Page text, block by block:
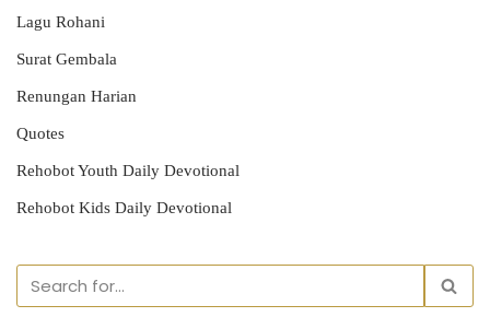
Lagu Rohani
Surat Gembala
Renungan Harian
Quotes
Rehobot Youth Daily Devotional
Rehobot Kids Daily Devotional